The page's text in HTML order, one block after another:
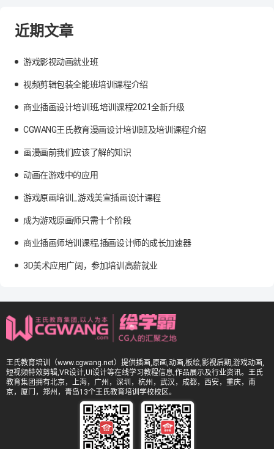
近期文章
游戏影视动画就业班
视频剪辑包装全能班培训课程介绍
商业插画设计培训班,培训课程2021全新升级
CGWANG王氏教育漫画设计培训班及培训课程介绍
画漫画前我们应该了解的知识
动画在游戏中的应用
游戏原画培训_游戏美宣插画设计课程
成为游戏原画师只需十个阶段
商业插画师培训课程,插画设计师的成长加速器
3D美术应用广阔，参加培训高薪就业
王氏教育培训（www.cgwang.net）提供插画,原画,动画,板绘,影视后期,游戏动画,
短视频特效剪辑,VR设计,UI设计等在线学习教程信息,作品展示及行业资讯。王氏
教育集团拥有北京，上海，广州，深圳，杭州，武汉，成都，西安，重庆，南
京，厦门，郑州，青岛13个王氏教育培训学校校区。